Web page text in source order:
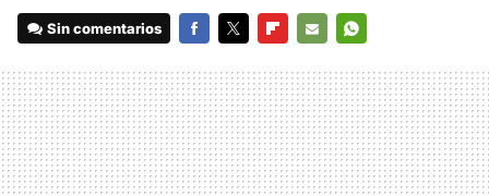
Sin comentarios
MAIL